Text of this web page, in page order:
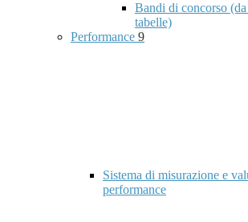
Bandi di concorso
tabelle)
Performance 9
Sistema di misurazione e
performance